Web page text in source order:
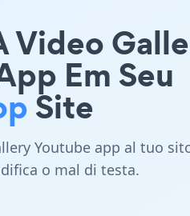
Video
Em Seu
Site
Youtube app al tuo
o mal di testa.